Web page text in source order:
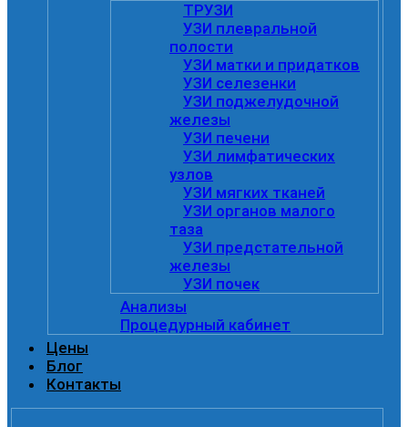
ТРУЗИ
УЗИ плевральной
полости
УЗИ матки и придатков
УЗИ селезенки
УЗИ поджелудочной
железы
УЗИ печени
УЗИ лимфатических
узлов
УЗИ мягких тканей
УЗИ органов малого
таза
УЗИ предстательной
железы
УЗИ почек
Анализы
Процедурный кабинет
Цены
Блог
Контакты